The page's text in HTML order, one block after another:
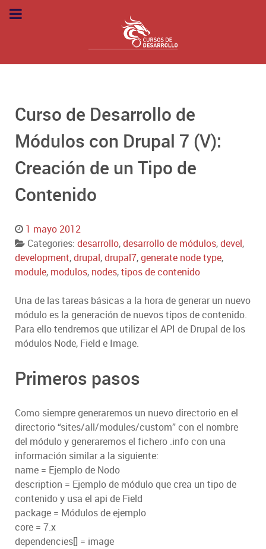
Curso de Desarrollo de
Módulos con Drupal 7 (V):
Creación de un Tipo de
Contenido
1 mayo 2012
Categories: desarrollo,desarrollo de módulos,devel,
development,drupal,drupal7,generate node type,
module, modulos, nodes,tipos de contenido
Una de las tareas básicas a la hora de generar un nuevo
módulo es la generación de nuevos tipos de contenido.
Para ello tendremos que utilizar el API de Drupal de los
módulos Node, Field e Image.
Primeros pasos
Como siempre generaremos un nuevo directorio en el
directorio “sites/all/modules/custom” con el nombre
del módulo y generaremos el fichero .info con una
información similar a la siguiente:
name = Ejemplo de Nodo
description = Ejemplo de módulo que crea un tipo de
contenido y usa el api de Field
package = Módulos de ejemplo
core = 7.x
dependencies[] = image